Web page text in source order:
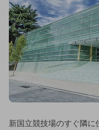
新国立競技場のすぐ隣に